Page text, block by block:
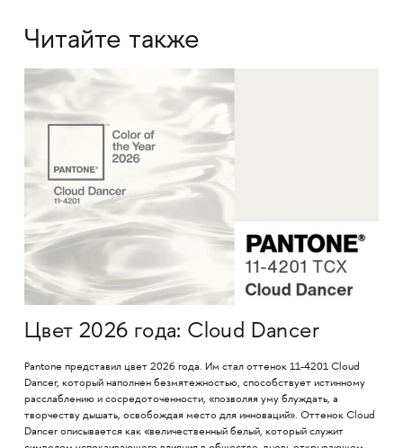
Читайте также
Цвет 2026 года: Cloud Dancer
Pantone представил цвет 2026 года. Им стал оттенок 11-4201 Cloud
Dancer, который наполнен безмятежностью, способствует истинному
расслаблению и сосредоточенности, «позволяя уму блуждать, а
творчеству дышать, освобождая место для инноваций». Оттенок Cloud
Dancer описывается как «величественный белый, который служит